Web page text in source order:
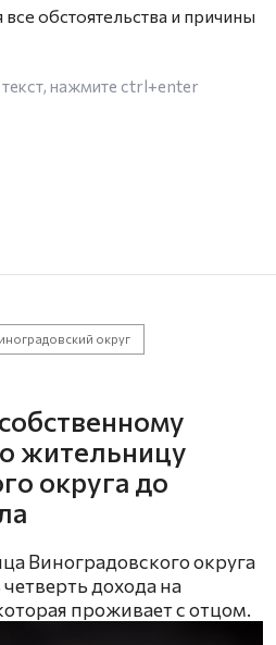
обстоятельства и причины
нажмите ctrl+enter
округ
жительницу
округа до
Виноградовского округа
дохода на
проживает с отцом.